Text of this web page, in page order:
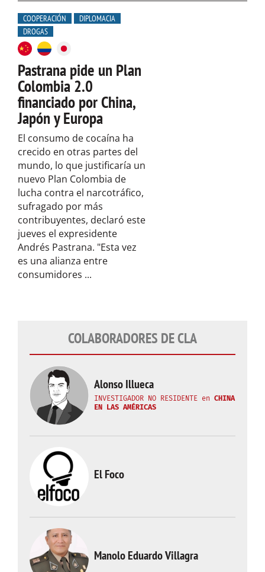
COOPERACIÓN
DIPLOMACIA
DROGAS
Pastrana pide un Plan
Colombia 2.0
financiado por China,
Japón y Europa
El consumo de cocaína ha
crecido en otras partes del
mundo, lo que justificaría un
nuevo Plan Colombia de
lucha contra el narcotráfico,
sufragado por más
contribuyentes, declaró este
jueves el expresidente
Andrés Pastrana. "Esta vez
es una alianza entre
consumidores ...
COLABORADORES DE CLA
Alonso Illueca
INVESTIGADOR NO RESIDENTE en CHINA
EN LAS AMÉRICAS
El Foco
Manolo Eduardo Villagra